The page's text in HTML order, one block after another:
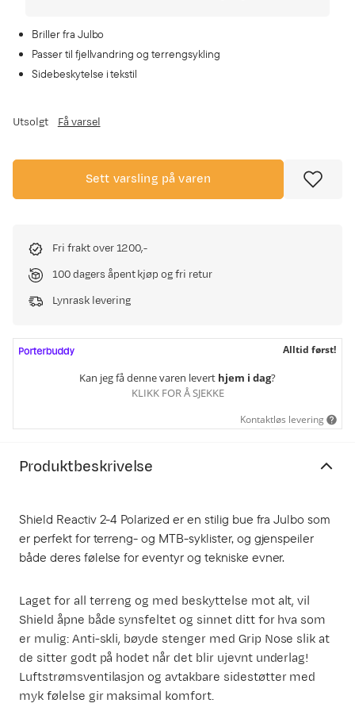
Briller fra Julbo
Passer til fjellvandring og terrengsykling
Sidebeskytelse i tekstil
Utsolgt Få varsel
Sett varsling på varen
Fri frakt over 1200,-
100 dagers åpent kjøp og fri retur
Lynrask levering
Alltid først!
Kan jeg få denne varen levert hjem i dag?
KLIKK FOR Å SJEKKE
Kontaktløs levering
Produktbeskrivelse
Shield Reactiv 2-4 Polarized er en stilig bue fra Julbo som
er perfekt for terreng- og MTB-syklister, og gjenspeiler
både deres følelse for eventyr og tekniske evner.
Laget for all terreng og med beskyttelse mot alt, vil
Shield åpne både synsfeltet og sinnet ditt for hva som
er mulig: Anti-skli, bøyde stenger med Grip Nose slik at
de sitter godt på hodet når det blir ujevnt underlag!
Luftstrømsventilasjon og avtakbare sidestøtter med
myk følelse gir maksimal komfort.